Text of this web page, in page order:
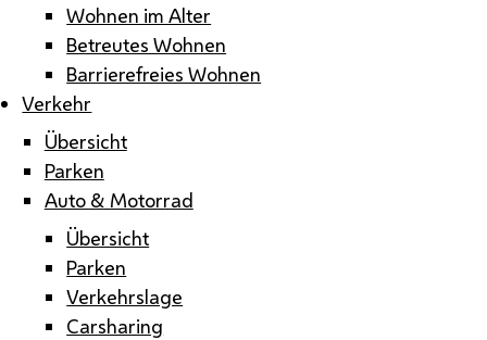
Wohnen im Alter
Betreutes Wohnen
Barrierefreies Wohnen
Verkehr
Übersicht
Parken
Auto & Motorrad
Übersicht
Parken
Verkehrslage
Carsharing